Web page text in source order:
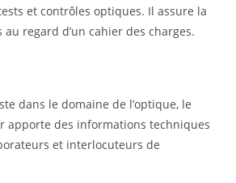
et contrôles optiques. Il assure la
regard d’un cahier des charges.
dans le domaine de l’optique, le
apporte des informations techniques
et interlocuteurs de